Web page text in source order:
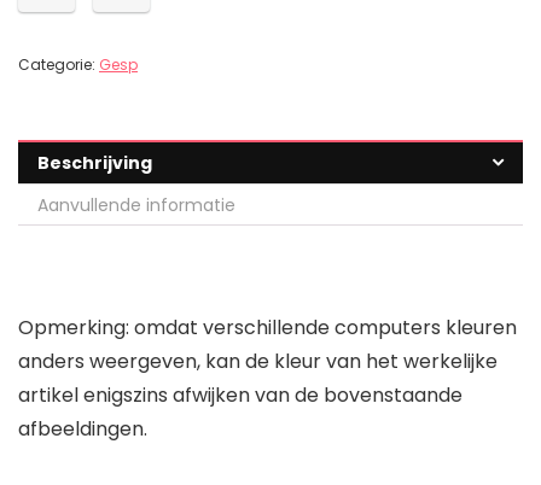
Categorie: Gesp
Beschrijving
Aanvullende informatie
Opmerking: omdat verschillende computers kleuren
anders weergeven, kan de kleur van het werkelijke
artikel enigszins afwijken van de bovenstaande
afbeeldingen.